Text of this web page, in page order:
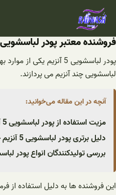
رفتن
فروشنده معتبر پودر لباسشویی 5 آنزیم
پودر لباسشویی 5
لباسشویی چند آنزیم می پردازند.
آنچه در این مقاله می‌خوانید:
مزیت استفاده از پودر لباسشویی 5 آنزیم
دلیل برتری پودر لباسشویی 5 آنزیم چیست؟
بررسی تولیدکنندگان انواع پودر لباسشویی
این فروشنده ها به دلیل استفاده از